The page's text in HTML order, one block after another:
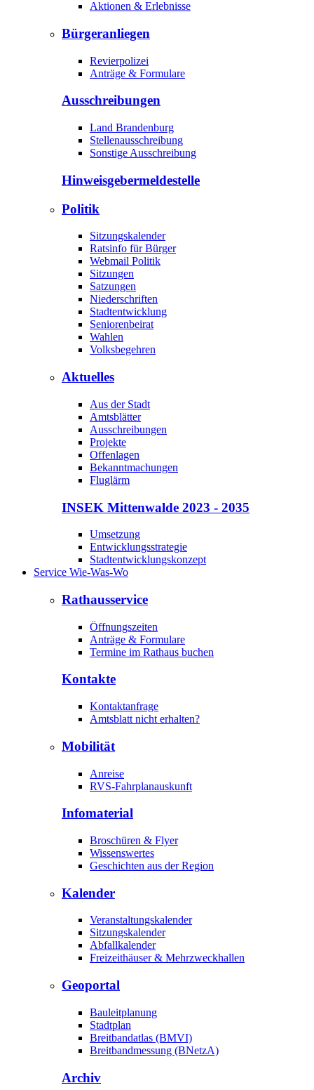
Aktionen & Erlebnisse
Bürgeranliegen
Revierpolizei
Anträge & Formulare
Ausschreibungen
Land Brandenburg
Stellenausschreibung
Sonstige Ausschreibung
Hinweisgeber­meldestelle
Politik
Sitzungskalender
Ratsinfo für Bürger
Webmail Politik
Sitzungen
Satzungen
Niederschriften
Stadtentwicklung
Seniorenbeirat
Wahlen
Volksbegehren
Aktuelles
Aus der Stadt
Amtsblätter
Ausschreibungen
Projekte
Offenlagen
Bekanntmachungen
Fluglärm
INSEK Mittenwalde 2023 - 2035
Umsetzung
Entwicklungsstrategie
Stadtentwicklungskonzept
Service Wie-Was-Wo
Rathausservice
Öffnungszeiten
Anträge & Formulare
Termine im Rathaus buchen
Kontakte
Kontaktanfrage
Amtsblatt nicht erhalten?
Mobilität
Anreise
RVS-Fahrplanauskunft
Infomaterial
Broschüren & Flyer
Wissenswertes
Geschichten aus der Region
Kalender
Veranstaltungskalender
Sitzungskalender
Abfallkalender
Freizeithäuser & Mehrzweckhallen
Geoportal
Bauleitplanung
Stadtplan
Breitbandatlas (BMVI)
Breitbandmessung (BNetzA)
Archiv